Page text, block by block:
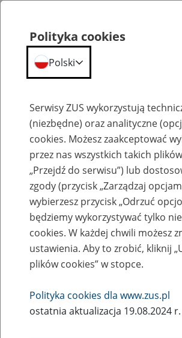
Szkolenia
Zaproś ZUS do siebie -
eZUS w siedzibie Twojej
Rodzaj wydarzenia
Szkolenia
Polityka cookies
Polski
Serwisy ZUS wykorzystują
(niezbędne) oraz analityczne
cookies. Możesz zaakceptować
przez nas wszystkich takich
„Przejdź do serwisu”) lub
zgody (przycisk „Zarządzaj
wybierzesz przycisk „Odrzuć
będziemy wykorzystywać tylko
cookies. W każdej chwili możesz
ustawienia. Aby to zrobić, kliknij
plików cookies” w stopce.
Polityka cookies dla www.zus.pl
ostatnia aktualizacja 19.08.2024 r.